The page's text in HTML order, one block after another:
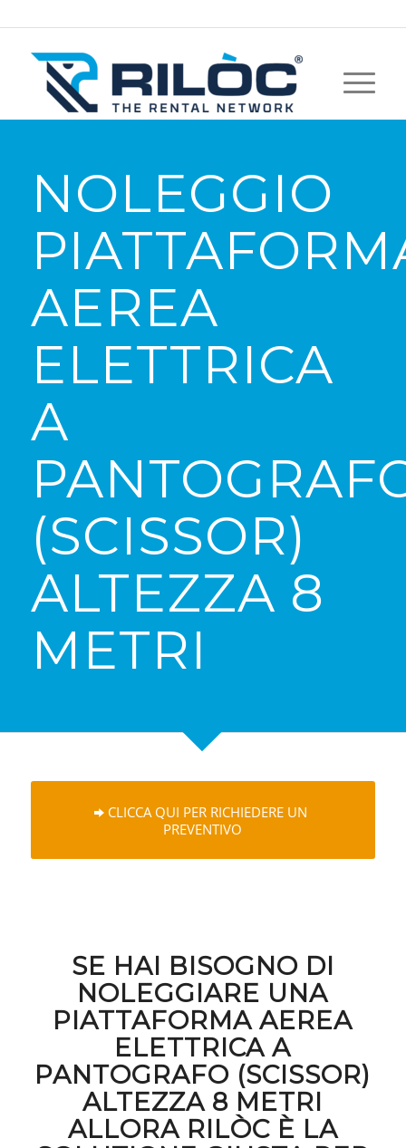
NOLEGGIO
AEREA
ELETTRICA
A
(SCISSOR)
ALTEZZA 8
METRI
CLICCA QUI PER RICHIEDERE UN
PREVENTIVO
SE HAI BISOGNO DI
NOLEGGIARE UNA
PIATTAFORMA AEREA
ELETTRICA A
PANTOGRAFO (SCISSOR)
ALTEZZA 8 METRI
ALLORA RILÒC È LA